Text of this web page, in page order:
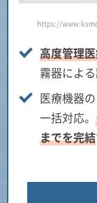
https://
高度管理
霧器によ
医療機器
一括対応。
までを完結